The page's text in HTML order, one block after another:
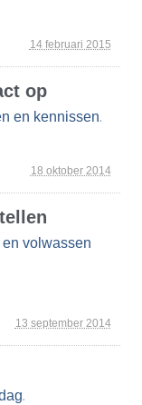
14 februari 2015
op
18 oktober 2014
en kennissen.
13 september 2014
volwassen
.